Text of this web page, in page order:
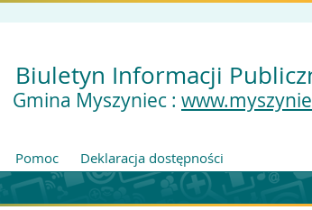
Biuletyn Informacji
Gmina Myszyniec :
Pomoc Deklaracja dostępności